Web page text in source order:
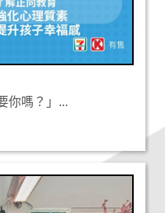
你嗎？」...